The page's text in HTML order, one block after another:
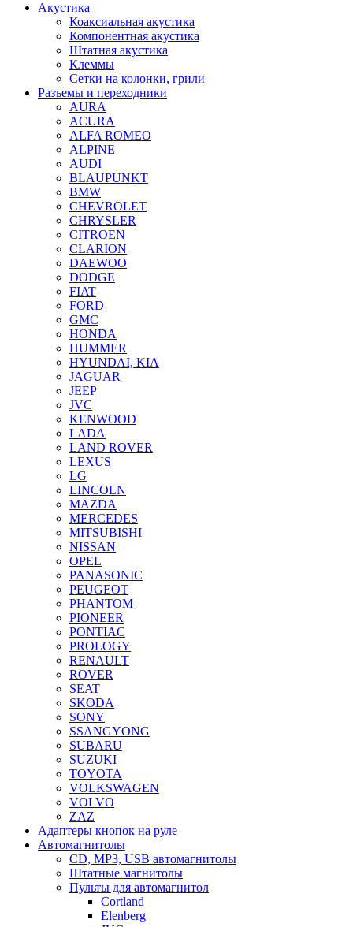
Акустика
Коаксиальная акустика
Компонентная акустика
Штатная акустика
Клеммы
Сетки на колонки, грили
Разъемы и переходники
AURA
ACURA
ALFA ROMEO
ALPINE
AUDI
BLAUPUNKT
BMW
CHEVROLET
CHRYSLER
CITROEN
CLARION
DAEWOO
DODGE
FIAT
FORD
GMC
HONDA
HUMMER
HYUNDAI, KIA
JAGUAR
JEEP
JVC
KENWOOD
LADA
LAND ROVER
LEXUS
LG
LINCOLN
MAZDA
MERCEDES
MITSUBISHI
NISSAN
OPEL
PANASONIC
PEUGEOT
PHANTOM
PIONEER
PONTIAC
PROLOGY
RENAULT
ROVER
SEAT
SKODA
SONY
SSANGYONG
SUBARU
SUZUKI
TOYOTA
VOLKSWAGEN
VOLVO
ZAZ
Адаптеры кнопок на руле
Автомагнитолы
CD, MP3, USB автомагнитолы
Штатные магнитолы
Пульты для автомагнитол
Cortland
Elenberg